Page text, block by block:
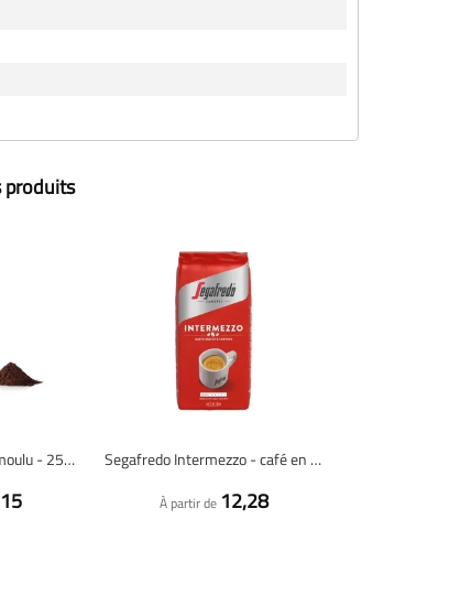
produits
Illy Décaféiné - café moulu - 250 grammes Segafredo Intermezzo - café en grains - 1 kilo
À partir de 12,28